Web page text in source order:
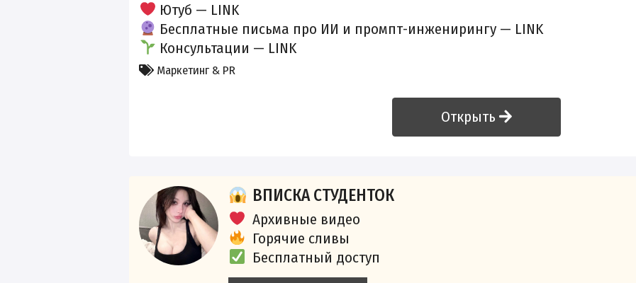
Ютуб — LINK
Бесплатные письма про ИИ и промпт-инженирингу — LINK
Консультации — LINK
Маркетинг & PR
Открыть
ВПИСКА СТУДЕНТОК
Архивные видео
Горячие сливы
Бесплатный доступ